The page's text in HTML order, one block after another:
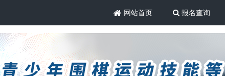
网站首页 报名查询